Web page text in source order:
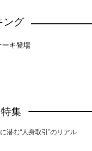
ング
ーキ登場
集
潜む“人身取引”のリアル